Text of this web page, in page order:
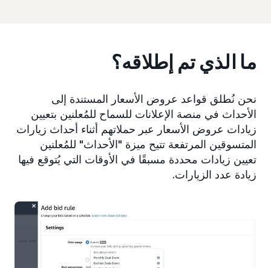
ما الذي تم إطلاقه؟
نحن نُطلق قواعد عروض الأسعار المستندة إلى
الأحداث في منصة الإعلانات للسماح للمُعلنين بتعيين
زيادات عروض الأسعار عبر حملاتهم أثناء أحداث زيارات
المتسوقين المرتفعة تتيح ميزة "الأحداث" للمُعلنين
تعيين زيادات محددة مسبقًا في الأوقات التي يُتوقع فيها
زيادة عدد الزيارات.